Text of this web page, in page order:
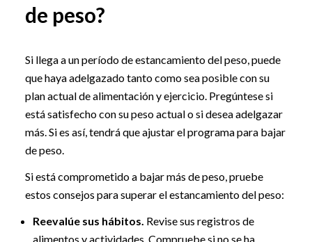
de peso?
Si llega a un período de estancamiento del peso, puede
que haya adelgazado tanto como sea posible con su
plan actual de alimentación y ejercicio. Pregúntese si
está satisfecho con su peso actual o si desea adelgazar
más. Si es así, tendrá que ajustar el programa para bajar
de peso.
Si está comprometido a bajar más de peso, pruebe
estos consejos para superar el estancamiento del peso:
Reevalúe sus hábitos. Revise sus registros de
alimentos y actividades. Compruebe si no se ha